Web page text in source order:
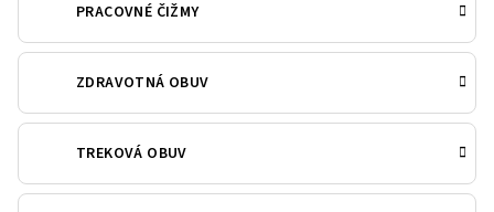
PRACOVNÉ ČIŽMY
ZDRAVOTNÁ OBUV
TREKOVÁ OBUV